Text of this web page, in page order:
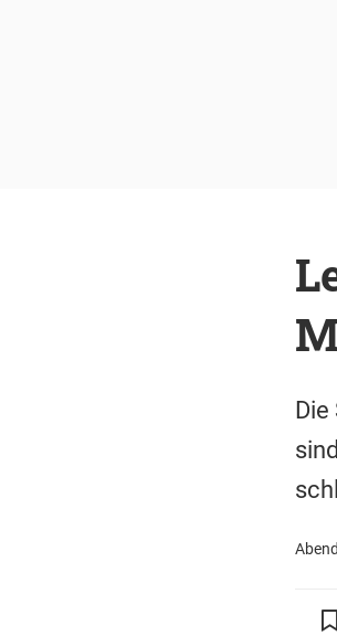
Die